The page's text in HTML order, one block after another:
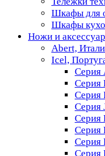
Шкафы для
Шкафы
Ножи и
Abert,
Icel,
Серия
Серия
Серия
Серия
Серия
Серия
Серия
Серия